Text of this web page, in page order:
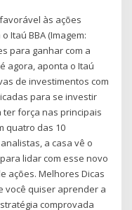
às ações
Itaú BBA (Imagem:
para ganhar com a
agora, aponta o Itaú
de investimentos com
para se investir
força nas principais
quatro das 10
a casa vê o
lidar com esse novo
ações. Melhores Dicas
você quiser aprender a
comprovada